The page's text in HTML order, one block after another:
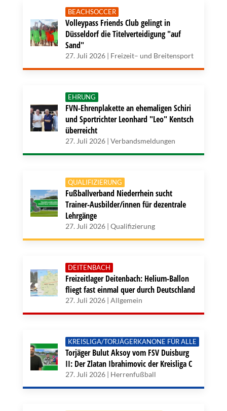
BEACHSOCCER
Volleypass Friends Club gelingt in
Düsseldorf die Titelverteidigung "auf
Sand"
27. Juli 2026 | Freizeit– und Breitensport
EHRUNG
FVN-Ehrenplakette an ehemaligen Schiri
und Sportrichter Leonhard "Leo" Kentsch
überreicht
27. Juli 2026 | Verbandsmeldungen
QUALIFIZIERUNG
Fußballverband Niederrhein sucht
Trainer-Ausbilder/innen für dezentrale
Lehrgänge
27. Juli 2026 | Qualifizierung
DEITENBACH
Freizeitlager Deitenbach: Helium-Ballon
fliegt fast einmal quer durch Deutschland
27. Juli 2026 | Allgemein
KREISLIGA/TORJÄGERKANONE FÜR ALLE
Torjäger Bulut Aksoy vom FSV Duisburg
II: Der Zlatan Ibrahimovic der Kreisliga C
27. Juli 2026 | Herrenfußball